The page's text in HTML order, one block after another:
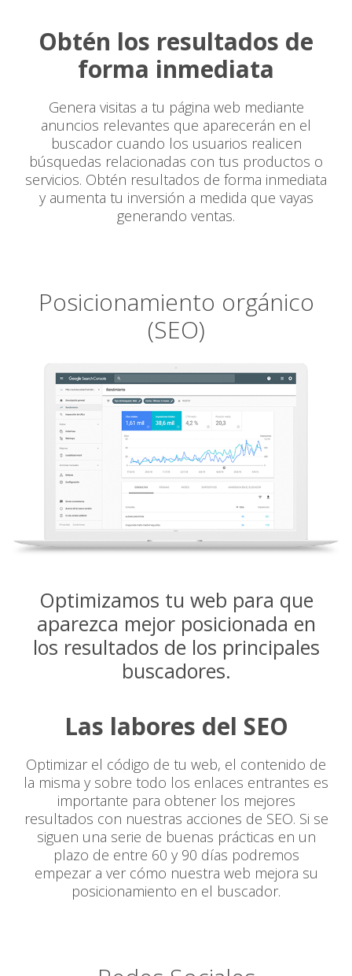
Obtén los resultados de
forma inmediata
Genera visitas a tu página web mediante
anuncios relevantes que aparecerán en el
buscador cuando los usuarios realicen
búsquedas relacionadas con tus productos o
servicios. Obtén resultados de forma inmediata
y aumenta tu inversión a medida que vayas
generando ventas.
Posicionamiento orgánico
(SEO)
Optimizamos tu web para que
aparezca mejor posicionada en
los resultados de los principales
buscadores.
Las labores del SEO
Optimizar el código de tu web, el contenido de
la misma y sobre todo los enlaces entrantes es
importante para obtener los mejores
resultados con nuestras acciones de SEO. Si se
siguen una serie de buenas prácticas en un
plazo de entre 60 y 90 días podremos
empezar a ver cómo nuestra web mejora su
posicionamiento en el buscador.